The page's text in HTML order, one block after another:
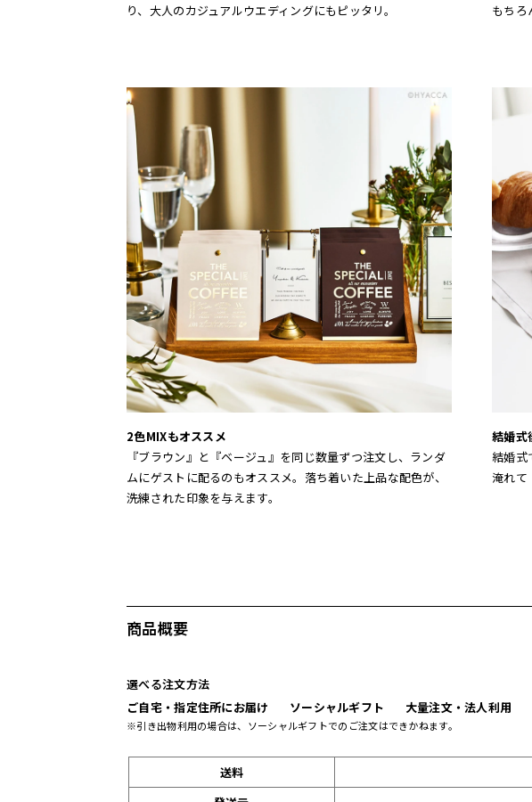
り、大人のカジュアルウエディングにもピッタリ。
もちろ
2色MIXもオススメ
『ブラウン』と『ベージュ』を同じ数量ずつ注文し、ランダ
ムにゲストに配るのもオススメ。落ち着いた上品な配色が、
洗練された印象を与えます。
結婚式
結婚式
淹れて
商品概要
選べる注文方法
ご自宅・指定住所にお届け
ソーシャルギフト 大量注文・法人利用
※引き出物利用の場合は、ソーシャルギフトでのご注文はできかねます。
送料